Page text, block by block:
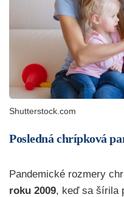
Shutterstock.com
Posledná chrípková
Pandemické rozmery
roku 2009, keď sa šírila